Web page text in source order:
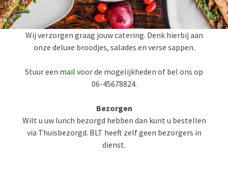
Wij verzorgen graag jouw catering. Denk hierbij aan
onze deluxe broodjes, salades en verse sappen.
Stuur een mail voor de mogelijkheden of bel ons op
06-45678824.
Bezorgen
Wilt u uw lunch bezorgd hebben dan kunt u bestellen
via Thuisbezorgd. BLT heeft zelf geen bezorgers in
dienst.